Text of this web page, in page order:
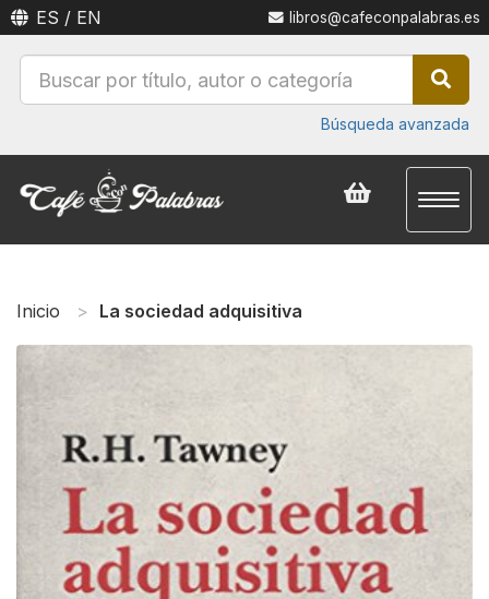
ES / EN libros@cafeconpalabras.es
Búsqueda avanzada
Inicio La sociedad adquisitiva